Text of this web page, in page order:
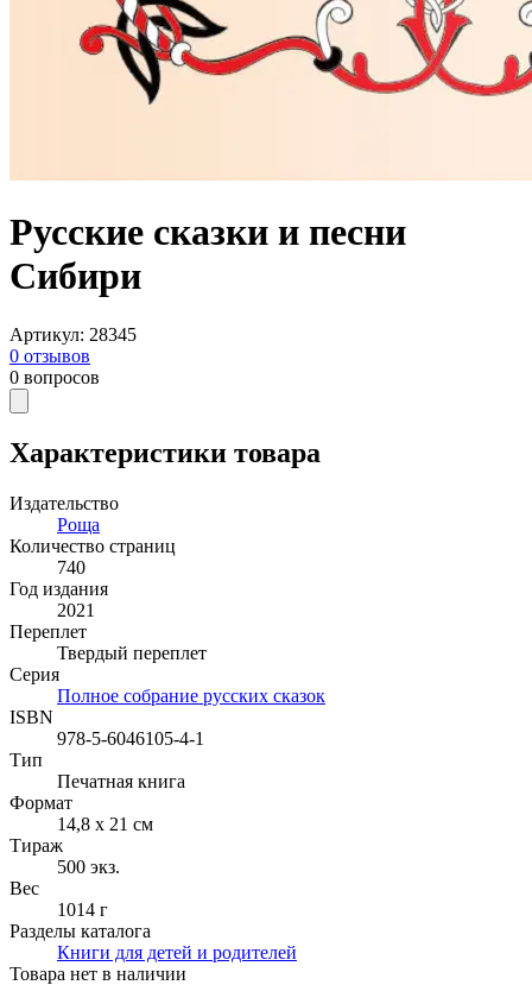
Русские сказки и песни
Сибири
Артикул: 28345
0 отзывов
0 вопросов
Характеристики товара
Издательство
Роща
Количество страниц
740
Год издания
2021
Переплет
Твердый переплет
Серия
Полное собрание русских сказок
ISBN
978-5-6046105-4-1
Тип
Печатная книга
Формат
14,8 x 21 см
Тираж
500 экз.
Вес
1014 г
Разделы каталога
Книги для детей и родителей
Товара нет в наличии